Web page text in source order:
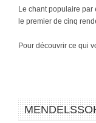
Le chant populaire
le premier de cinq
Pour découvrir ce qui